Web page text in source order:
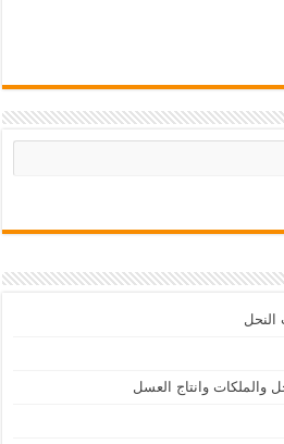
النحل
والملكات وانتاج العسل